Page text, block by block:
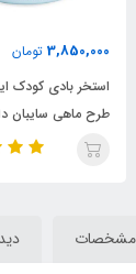
3,400,000
2,180,000
استخر بادی سه
اینتکس طرح جدید قطر
مشخصات